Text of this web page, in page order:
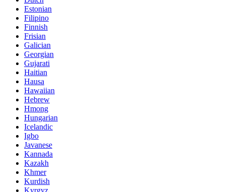
Estonian
Filipino
Finnish
Frisian
Galician
Georgian
Gujarati
Haitian
Hausa
Hawaiian
Hebrew
Hmong
Hungarian
Icelandic
Igbo
Javanese
Kannada
Kazakh
Khmer
Kurdish